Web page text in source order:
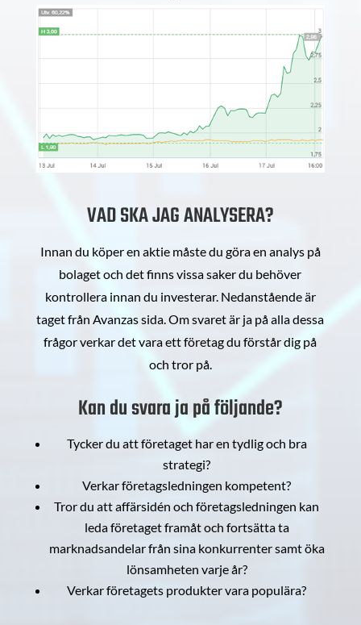
VAD SKA JAG ANALYSERA?
Innan du köper en aktie måste du göra en analys på
bolaget och det finns vissa saker du behöver
kontrollera innan du investerar. Nedanstående är
taget från Avanzas sida. Om svaret är ja på alla dessa
frågor verkar det vara ett företag du förstår dig på
och tror på.
Kan du svara ja på följande?
Tycker du att företaget har en tydlig och bra
strategi?
Verkar företagsledningen kompetent?
Tror du att affärsidén och företagsledningen kan
leda företaget framåt och fortsätta ta
marknadsandelar från sina konkurrenter samt öka
lönsamheten varje år?
Verkar företagets produkter vara populära?